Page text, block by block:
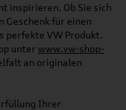
inspirieren. Ob Sie sich
Geschenk für einen
perfekte VW Produkt.
unter www.vw-shop-
an originalen
Ihrer